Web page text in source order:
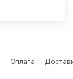
Оплата